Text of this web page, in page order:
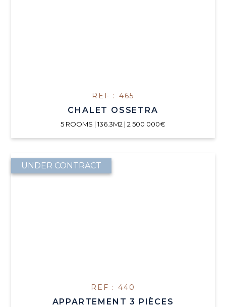
REF : 465
CHALET OSSETRA
5 ROOMS | 136.3M2 | 2 500 000€
UNDER CONTRACT
REF : 440
APPARTEMENT 3 PIÈCES